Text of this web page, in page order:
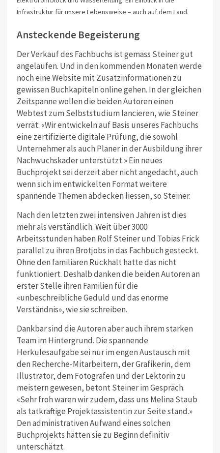
Infrastruktur für unsere Lebensweise – auch auf dem Land.
Ansteckende Begeisterung
Der Verkauf des Fachbuchs ist gemäss Steiner gut
angelaufen. Und in den kommenden Monaten werde
noch eine Website mit Zusatzinformationen zu
gewissen Buchkapiteln online gehen. In der gleichen
Zeitspanne wollen die beiden Autoren einen
Webtest zum Selbststudium lancieren, wie Steiner
verrät: «Wir entwickeln auf Basis unseres Fachbuchs
eine zertifizierte digitale Prüfung, die sowohl
Unternehmer als auch Planer in der Ausbildung ihrer
Nachwuchskader unterstützt.» Ein neues
Buchprojekt sei derzeit aber nicht angedacht, auch
wenn sich im entwickelten Format weitere
spannende Themen abdecken liessen, so Steiner.
Nach den letzten zwei intensiven Jahren ist dies
mehr als verständlich. Weit über 3000
Arbeitsstunden haben Rolf Steiner und Tobias Frick
parallel zu ihren Brotjobs in das Fachbuch gesteckt.
Ohne den familiären Rückhalt hätte das nicht
funktioniert. Deshalb danken die beiden Autoren an
erster Stelle ihren Familien für die
«unbeschreibliche Geduld und das enorme
Verständnis», wie sie schreiben.
Dankbar sind die Autoren aber auch ihrem starken
Team im Hintergrund. Die spannende
Herkulesaufgabe sei nur im engen Austausch mit
den Recherche-Mitarbeitern, der Grafikerin, dem
Illustrator, dem Fotografen und der Lektorin zu
meistern gewesen, betont Steiner im Gespräch.
«Sehr froh waren wir zudem, dass uns Melina Staub
als tatkräftige Projektassistentin zur Seite stand.»
Den administrativen Aufwand eines solchen
Buchprojekts hätten sie zu Beginn definitiv
unterschätzt.